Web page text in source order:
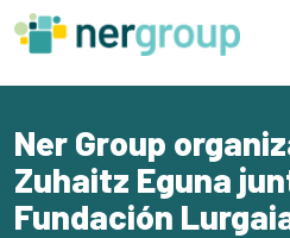
Skip
to
Ner Group
Zuhaitz Eguna
Fundación